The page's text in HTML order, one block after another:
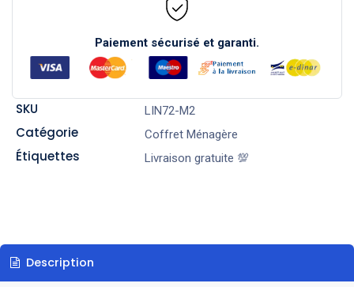
Paiement sécurisé et garanti.
SKU LIN72-M2
Catégorie Coffret Ménagère
Étiquettes Livraison gratuite 💯
Description